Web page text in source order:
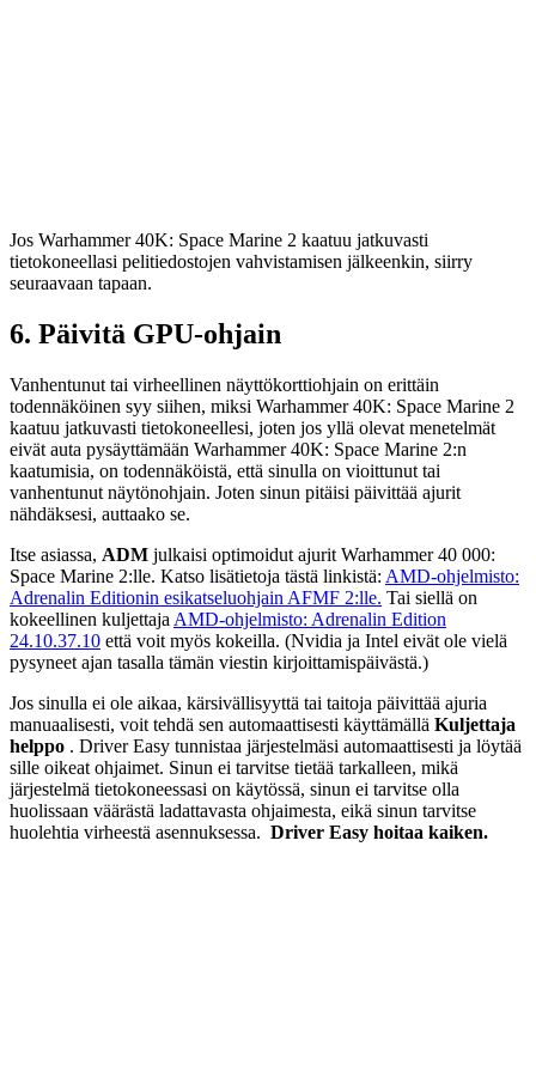
Jos Warhammer 40K: Space Marine 2 kaatuu jatkuvasti
tietokoneellasi pelitiedostojen vahvistamisen jälkeenkin, siirry
seuraavaan tapaan.
6. Päivitä GPU-ohjain
Vanhentunut tai virheellinen näyttökorttiohjain on erittäin
todennäköinen syy siihen, miksi Warhammer 40K: Space Marine 2
kaatuu jatkuvasti tietokoneellesi, joten jos yllä olevat menetelmät
eivät auta pysäyttämään Warhammer 40K: Space Marine 2:n
kaatumisia, on todennäköistä, että sinulla on vioittunut tai
vanhentunut näytönohjain. Joten sinun pitäisi päivittää ajurit
nähdäksesi, auttaako se.
Itse asiassa, ADM julkaisi optimoidut ajurit Warhammer 40 000:
Space Marine 2:lle. Katso lisätietoja tästä linkistä: AMD-ohjelmisto:
Adrenalin Editionin esikatseluohjain AFMF 2:lle. Tai siellä on
kokeellinen kuljettaja AMD-ohjelmisto: Adrenalin Edition
24.10.37.10 että voit myös kokeilla. (Nvidia ja Intel eivät ole vielä
pysyneet ajan tasalla tämän viestin kirjoittamispäivästä.)
Jos sinulla ei ole aikaa, kärsivällisyyttä tai taitoja päivittää ajuria
manuaalisesti, voit tehdä sen automaattisesti käyttämällä Kuljettaja
helppo . Driver Easy tunnistaa järjestelmäsi automaattisesti ja löytää
sille oikeat ohjaimet. Sinun ei tarvitse tietää tarkalleen, mikä
järjestelmä tietokoneessasi on käytössä, sinun ei tarvitse olla
huolissaan väärästä ladattavasta ohjaimesta, eikä sinun tarvitse
huolehtia virheestä asennuksessa. Driver Easy hoitaa kaiken.